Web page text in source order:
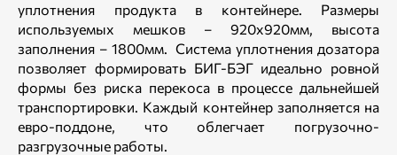
уплотнения продукта в контейнере. Размеры
используемых мешков – 920х920мм, высота
заполнения – 1800мм. Система уплотнения дозатора
позволяет формировать БИГ-БЭГ идеально ровной
формы без риска перекоса в процессе дальнейшей
транспортировки. Каждый контейнер заполняется на
евро-поддоне, что облегчает погрузочно-
разгрузочные работы.